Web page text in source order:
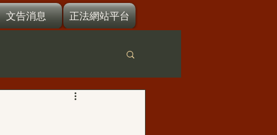
文告消息 正法網站平台
第三世多杰羌佛正法受用